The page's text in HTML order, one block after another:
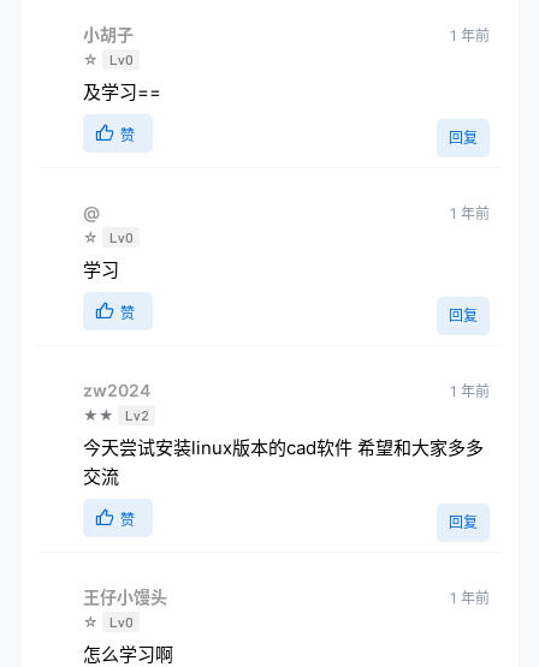
小胡子
☆ Lv0
1 年前
及学习==
赞 回复
@
☆ Lv0
1 年前
学习
赞 回复
zw2024
★★ Lv2
1 年前
今天尝试安装linux版本的cad软件 希望和大家多多
交流
赞 回复
王仔小馒头
☆ Lv0
1 年前
怎么学习啊